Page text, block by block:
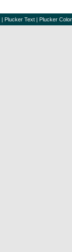
| Plucker Text | Plucker Color